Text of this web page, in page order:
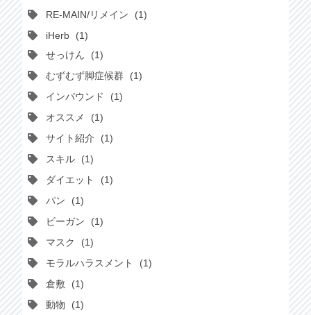
RE-MAIN/リメイン
1
iHerb
1
せっけん
1
むずむず脚症候群
1
インバウンド
1
オススメ
1
サイト紹介
1
スキル
1
ダイエット
1
パン
1
ビーガン
1
マスク
1
モラルハラスメント
1
倉敷
1
動物
1